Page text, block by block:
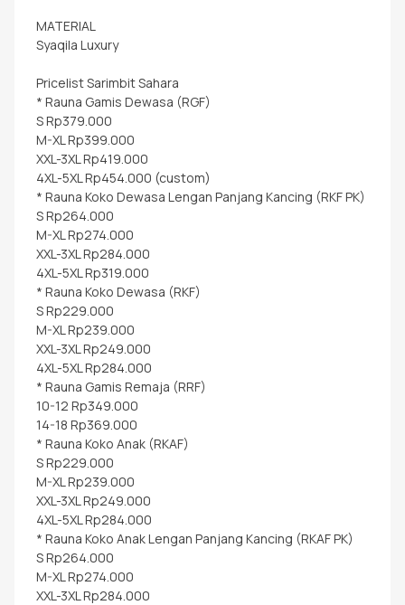
MATERIAL
Syaqila Luxury
Pricelist Sarimbit Sahara
* Rauna Gamis Dewasa (RGF)
S Rp379.000
M-XL Rp399.000
XXL-3XL Rp419.000
4XL-5XL Rp454.000 (custom)
* Rauna Koko Dewasa Lengan Panjang Kancing (RKF PK)
S Rp264.000
M-XL Rp274.000
XXL-3XL Rp284.000
4XL-5XL Rp319.000
* Rauna Koko Dewasa (RKF)
S Rp229.000
M-XL Rp239.000
XXL-3XL Rp249.000
4XL-5XL Rp284.000
* Rauna Gamis Remaja (RRF)
10-12 Rp349.000
14-18 Rp369.000
* Rauna Koko Anak (RKAF)
S Rp229.000
M-XL Rp239.000
XXL-3XL Rp249.000
4XL-5XL Rp284.000
* Rauna Koko Anak Lengan Panjang Kancing (RKAF PK)
S Rp264.000
M-XL Rp274.000
XXL-3XL Rp284.000